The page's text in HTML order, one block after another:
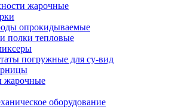
жарочные
опрокидываемые
полки тепловые
погружные для су-вид